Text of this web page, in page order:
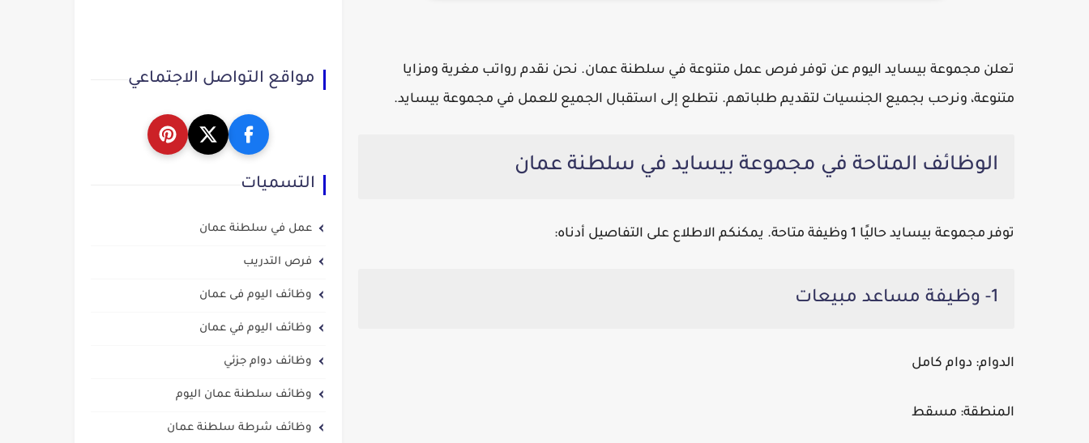
تعلن مجموعة بيسايد اليوم عن توفر فرص عمل متنوعة في سلطنة عمان. نحن نقدم رواتب مغرية ومزايا
متنوعة، ونرحب بجميع الجنسيات لتقديم طلباتهم. نتطلع إلى استقبال الجميع للعمل في مجموعة بيسايد.
الوظائف المتاحة في مجموعة بيسايد في سلطنة عمان
توفرمجموعة بيسايد حاليًا 1 وظيفة متاحة. يمكنكم الاطلاع على التفاصيل أدناه:
1- وظيفة مساعد مبيعات
الدوام: دوام كامل
المنطقة: مسقط
مواقع التواصل الاجتماعي
التسميات
عمل في سلطنة عمان
فرص التدريب
وظائف اليوم فى عمان
وظائف اليوم في عمان
وظائف دوام جزئي
وظائف سلطنة عمان اليوم
وظائف شرطة سلطنة عمان